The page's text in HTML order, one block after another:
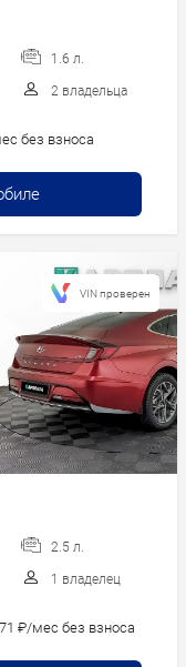
1.6 л.
2 владельца
без взноса
2.5 л.
1 владелец
₽/мес без взноса
VIN проверен